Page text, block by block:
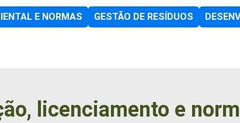
E NORMAS GESTÃO DE RESÍDUOS
licenciamento e